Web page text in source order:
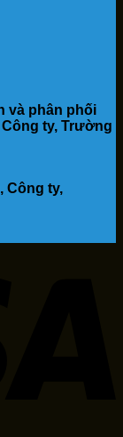
và phân phối
ty, Trường
Công ty,